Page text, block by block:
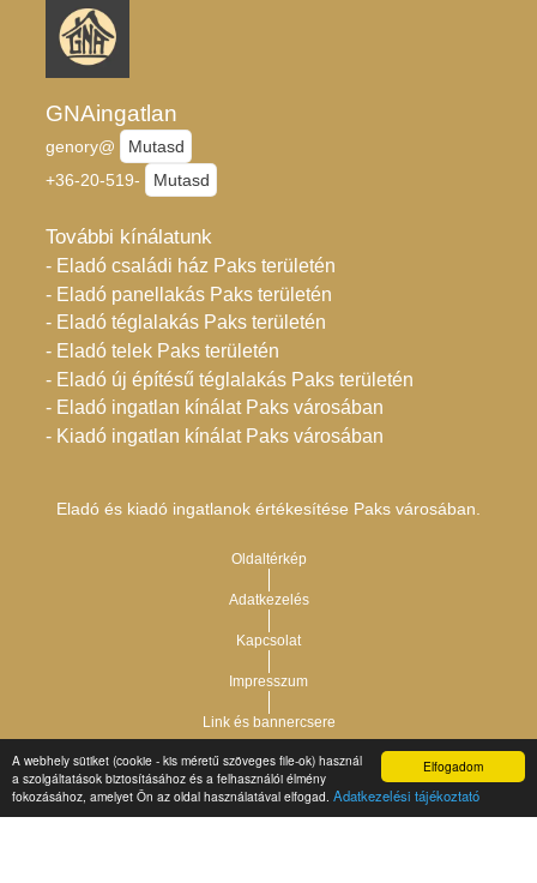
Elfogadom
A webhely sütiket (cookie - kis méretű szöveges file-ok) használ
a szolgáltatások biztosításához és a felhasználói élmény
fokozásához, amelyet Ön az oldal használatával elfogad. Adatkezelési tájékoztató
GNAingatlan
genory@
Mutasd
+36-20-519-
Mutasd
További kínálatunk
- Eladó családi ház Paks területén
- Eladó panellakás Paks területén
- Eladó téglalakás Paks területén
- Eladó telek Paks területén
- Eladó új építésű téglalakás Paks területén
- Eladó ingatlan kínálat Paks városában
- Kiadó ingatlan kínálat Paks városában
Eladó és kiadó ingatlanok értékesítése Paks városában.
Oldaltérkép
Adatkezelés
Kapcsolat
Impresszum
Link és bannercsere
Copyright © 2021.Vár-Köz Kft. - Ingatlan nyilvántartó, ügyviteli és
adminisztrációs szoftver